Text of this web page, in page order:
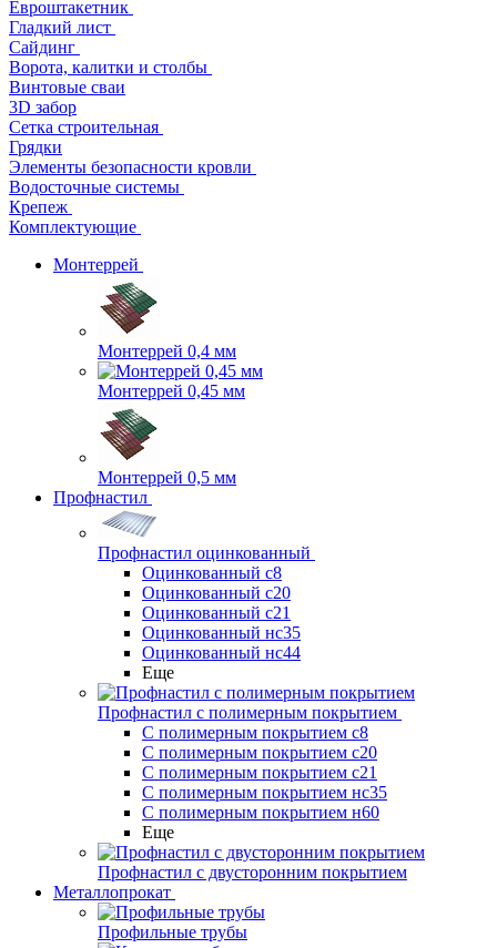
Евроштакетник
Гладкий лист
Сайдинг
Ворота, калитки и столбы
Винтовые сваи
3D забор
Сетка строительная
Грядки
Элементы безопасности кровли
Водосточные системы
Крепеж
Комплектующие
Монтеррей
Монтеррей 0,4 мм
Монтеррей 0,45 мм
Монтеррей 0,5 мм
Профнастил
Профнастил оцинкованный
Оцинкованный с8
Оцинкованный с20
Оцинкованный с21
Оцинкованный нс35
Оцинкованный нс44
Еще
Профнастил с полимерным покрытием
С полимерным покрытием с8
С полимерным покрытием с20
С полимерным покрытием с21
С полимерным покрытием нс35
С полимерным покрытием н60
Еще
Профнастил с двусторонним покрытием
Металлопрокат
Профильные трубы